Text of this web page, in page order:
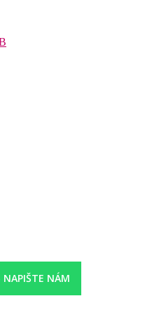
čaje/kávy ve všech pokojích
uvedeno jinak, mají pokoje
NAPIŠTE NÁM